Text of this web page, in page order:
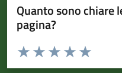
Quanto sono chiare
pagina?
Valuta da 1 a 5 stelle la pagina
Valuta 5
Valuta 4 stelle
Valuta 3 stelle su
Valuta 2 stelle su 5
Valuta 1 stelle su 5